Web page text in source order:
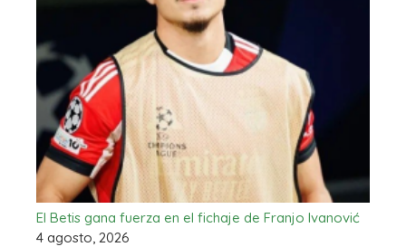
El Betis gana fuerza en el fichaje de Franjo Ivanović
4 agosto, 2026